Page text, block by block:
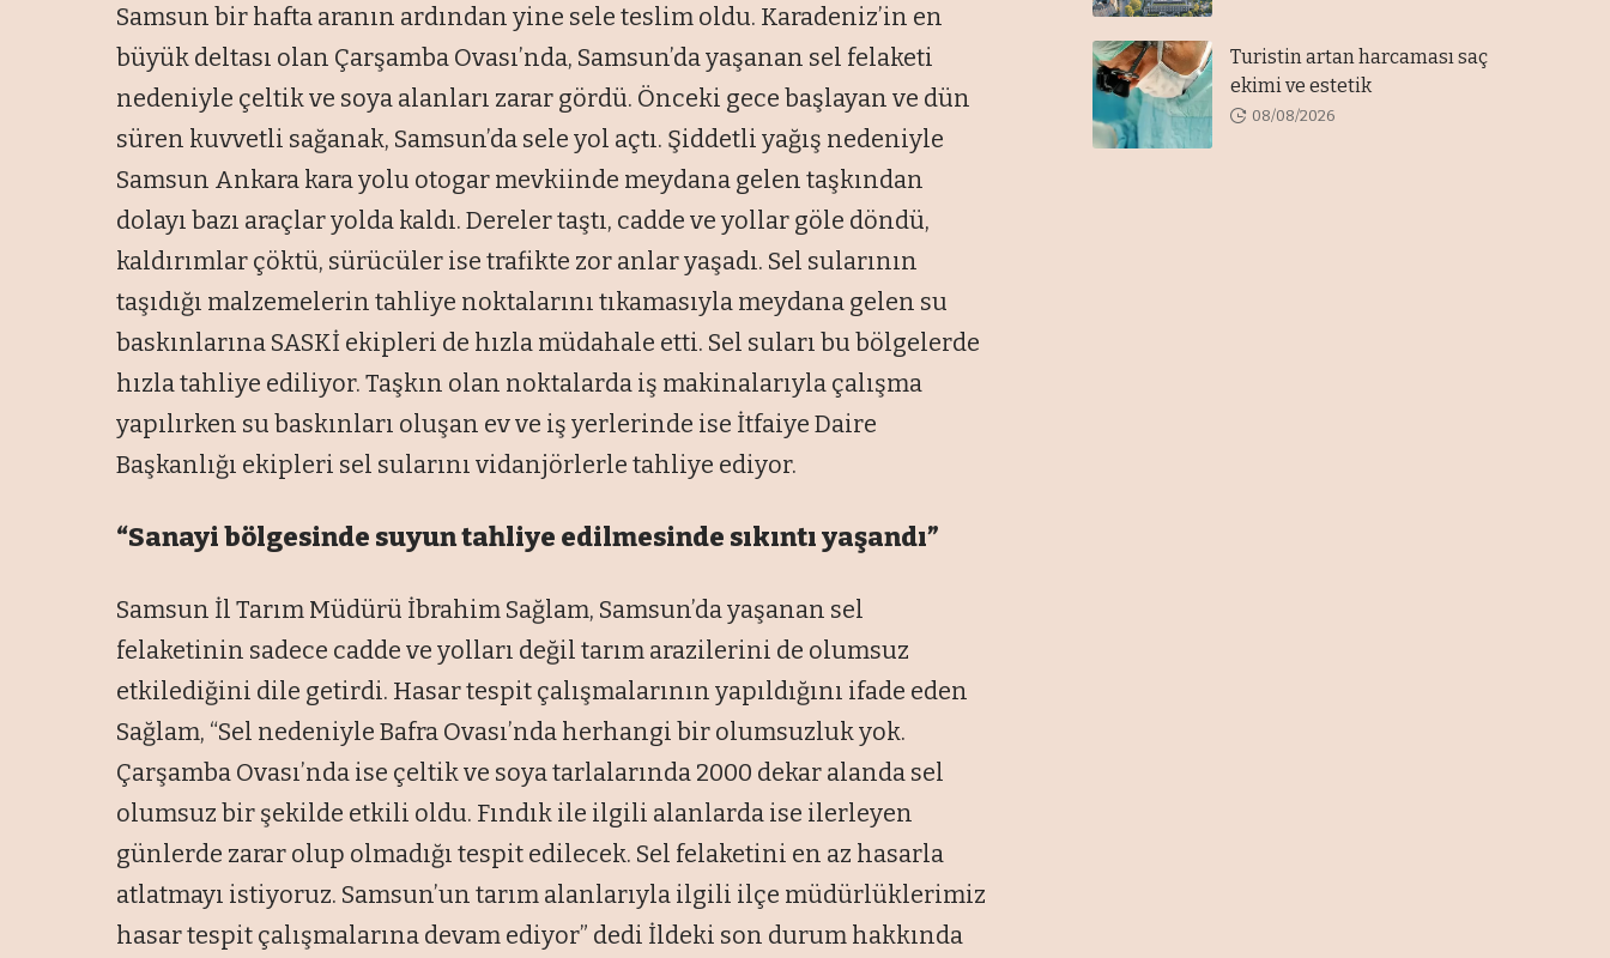
Samsun bir hafta aranın ardından yine sele teslim oldu. Karadeniz’in en
büyük deltası olan Çarşamba Ovası’nda, Samsun’da yaşanan sel felaketi
nedeniyle çeltik ve soya alanları zarar gördü. Önceki gece başlayan ve dün
süren kuvvetli sağanak, Samsun’da sele yol açtı. Şiddetli yağış nedeniyle
Samsun Ankara kara yolu otogar mevkiinde meydana gelen taşkından
dolayı bazı araçlar yolda kaldı. Dereler taştı, cadde ve yollar göle döndü,
kaldırımlar çöktü, sürücüler ise trafikte zor anlar yaşadı. Sel sularının
taşıdığı malzemelerin tahliye noktalarını tıkamasıyla meydana gelen su
baskınlarına SASKİ ekipleri de hızla müdahale etti. Sel suları bu bölgelerde
hızla tahliye ediliyor. Taşkın olan noktalarda iş makinalarıyla çalışma
yapılırken su baskınları oluşan ev ve iş yerlerinde ise İtfaiye Daire
Başkanlığı ekipleri sel sularını vidanjörlerle tahliye ediyor.
“Sanayi bölgesinde suyun tahliye edilmesinde sıkıntı yaşandı”
Samsun İl Tarım Müdürü İbrahim Sağlam, Samsun’da yaşanan sel
felaketinin sadece cadde ve yolları değil tarım arazilerini de olumsuz
etkilediğini dile getirdi. Hasar tespit çalışmalarının yapıldığını ifade eden
Sağlam, “Sel nedeniyle Bafra Ovası’nda herhangi bir olumsuzluk yok.
Çarşamba Ovası’nda ise çeltik ve soya tarlalarında 2000 dekar alanda sel
olumsuz bir şekilde etkili oldu. Fındık ile ilgili alanlarda ise ilerleyen
günlerde zarar olup olmadığı tespit edilecek. Sel felaketini en az hasarla
atlatmayı istiyoruz. Samsun’un tarım alanlarıyla ilgili ilçe müdürlüklerimiz
hasar tespit çalışmalarına devam ediyor” dedi İldeki son durum hakkında
Turistin artan harcaması saç
ekimi ve estetik
08/08/2026